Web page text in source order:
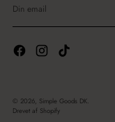
email
© 2026, Simple Goods DK.
Drevet af Shopify